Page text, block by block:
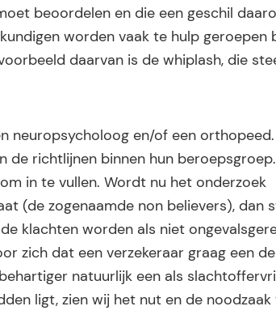
beoordelen en die een geschil
worden vaak te hulp geroepen
daarvan is de whiplash, die
neuropsycholoog en/of een
de richtlijnen binnen hun
in te vullen. Wordt nu het onderzoek
(de zogenaamde non believers), dan
klachten worden als niet
zich dat een verzekeraar graag een
natuurlijk een als
ligt, zien wij het nut en de noodzaak